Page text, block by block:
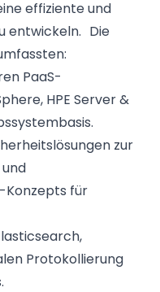
effiziente und
entwickeln. Die
PaaS-
HPE Server &
zur
Konzepts für
Protokollierung